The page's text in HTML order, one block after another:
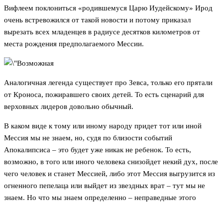
Вифлеем поклониться «родившемуся Царю Иудейскому» Ирод
очень встревожился от такой новости и потому приказал
вырезать всех младенцев в радиусе десятков километров от
места рождения предполагаемого Мессии.
Аналогичная легенда существует про Зевса, только его прятали
от Кроноса, пожиравшего своих детей. То есть сценарий для
верховных лидеров довольно обычный.
В каком виде к тому или иному народу придет тот или иной
Мессия мы не знаем, но, судя по близости событий
Апокалипсиса – это будет уже никак не ребенок. То есть,
возможно, в того или иного человека снизойдет некий дух, после
чего человек и станет Мессией, либо этот Мессия выгрузится из
огненного пепелаца или выйдет из звездных врат – тут мы не
знаем. Но что мы знаем определенно – неправедные этого